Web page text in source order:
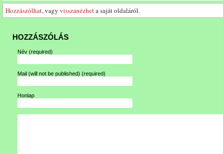
Hozzászólhat, vagy visszanézheta saját oldaláról.
HOZZÁSZÓLÁS
Név (required)
Mail (will not be published) (required)
Honlap